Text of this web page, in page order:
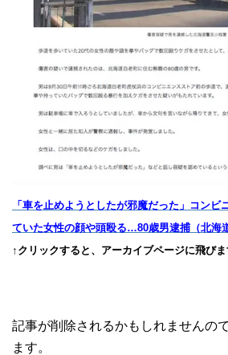
「車を止めようとしたが邪魔だった」コンビ
ていた女性の顔や頭殴る…80歳男逮捕（北海
↑クリックすると、アーカイブページに飛びま
記事が削除されるかもしれませんの
ます。